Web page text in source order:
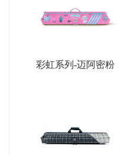
彩虹系列-迈阿密粉